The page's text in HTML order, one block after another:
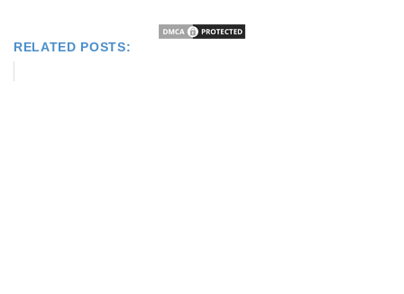
RELATED POSTS: